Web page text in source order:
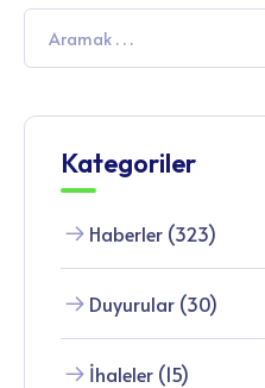
Kategoriler
Haberler (323)
Duyurular (30)
İhaleler (15)